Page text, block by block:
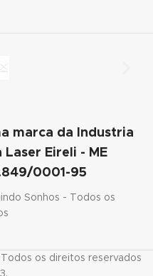
marca da Industria
Laser Eireli - ME
0001-95
Sonhos - Todos os
os direitos reservados